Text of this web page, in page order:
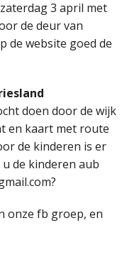
3 april met
de deur van
de website goed de
doen door de wijk
en kaart met route
de kinderen is er
de kinderen aub
onze fb groep, en